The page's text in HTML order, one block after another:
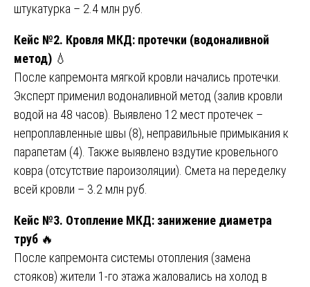
штукатурка – 2.4 млн руб.
Кейс №2. Кровля МКД: протечки (водоналивной
метод) 💧
После капремонта мягкой кровли начались протечки.
Эксперт применил водоналивной метод (залив кровли
водой на 48 часов). Выявлено 12 мест протечек –
непроплавленные швы (8), неправильные примыкания к
парапетам (4). Также выявлено вздутие кровельного
ковра (отсутствие пароизоляции). Смета на переделку
всей кровли – 3.2 млн руб.
Кейс №3. Отопление МКД: занижение диаметра
труб 🔥
После капремонта системы отопления (замена
стояков) жители 1-го этажа жаловались на холод в